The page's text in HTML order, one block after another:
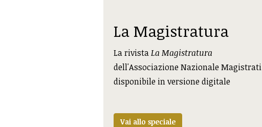
La Magistratura
La rivistaLa Magistratura
dell'Associazione Nazionale Magistrati
disponibile in versione digitale
Vai allo speciale